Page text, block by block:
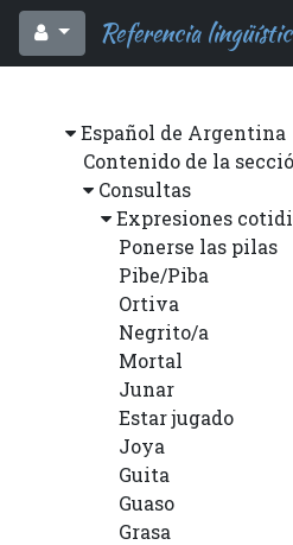
Referencia
Español de Argentina
Contenido de la
Consultas
Expresiones
Ponerse las pilas
Pibe/Piba
Ortiva
Negrito/a
Mortal
Junar
Estar jugado
Joya
Guita
Guaso
Grasa